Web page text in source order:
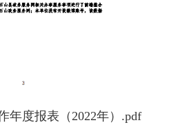
年度报表（2022年）.pdf